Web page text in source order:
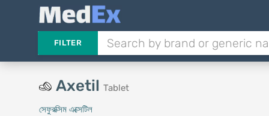
FILTER
Axetil Tablet
সেফুরক্সিম এক্সেটিল